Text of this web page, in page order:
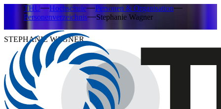
THU Hochschule
Personen & Organisation
Personenverzeichnis
Stephanie Wagner
STEPHANIE WAGNER